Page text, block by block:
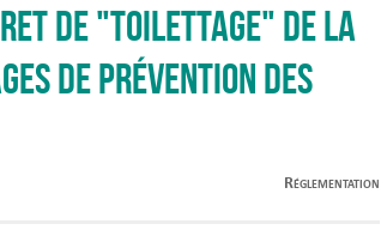
de "toilettage" de la
de prévention des
Réglementation